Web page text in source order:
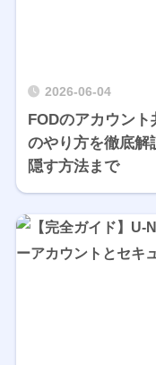
2026-06-04
FODのアカウント
のやり方を徹底解
隠す方法まで